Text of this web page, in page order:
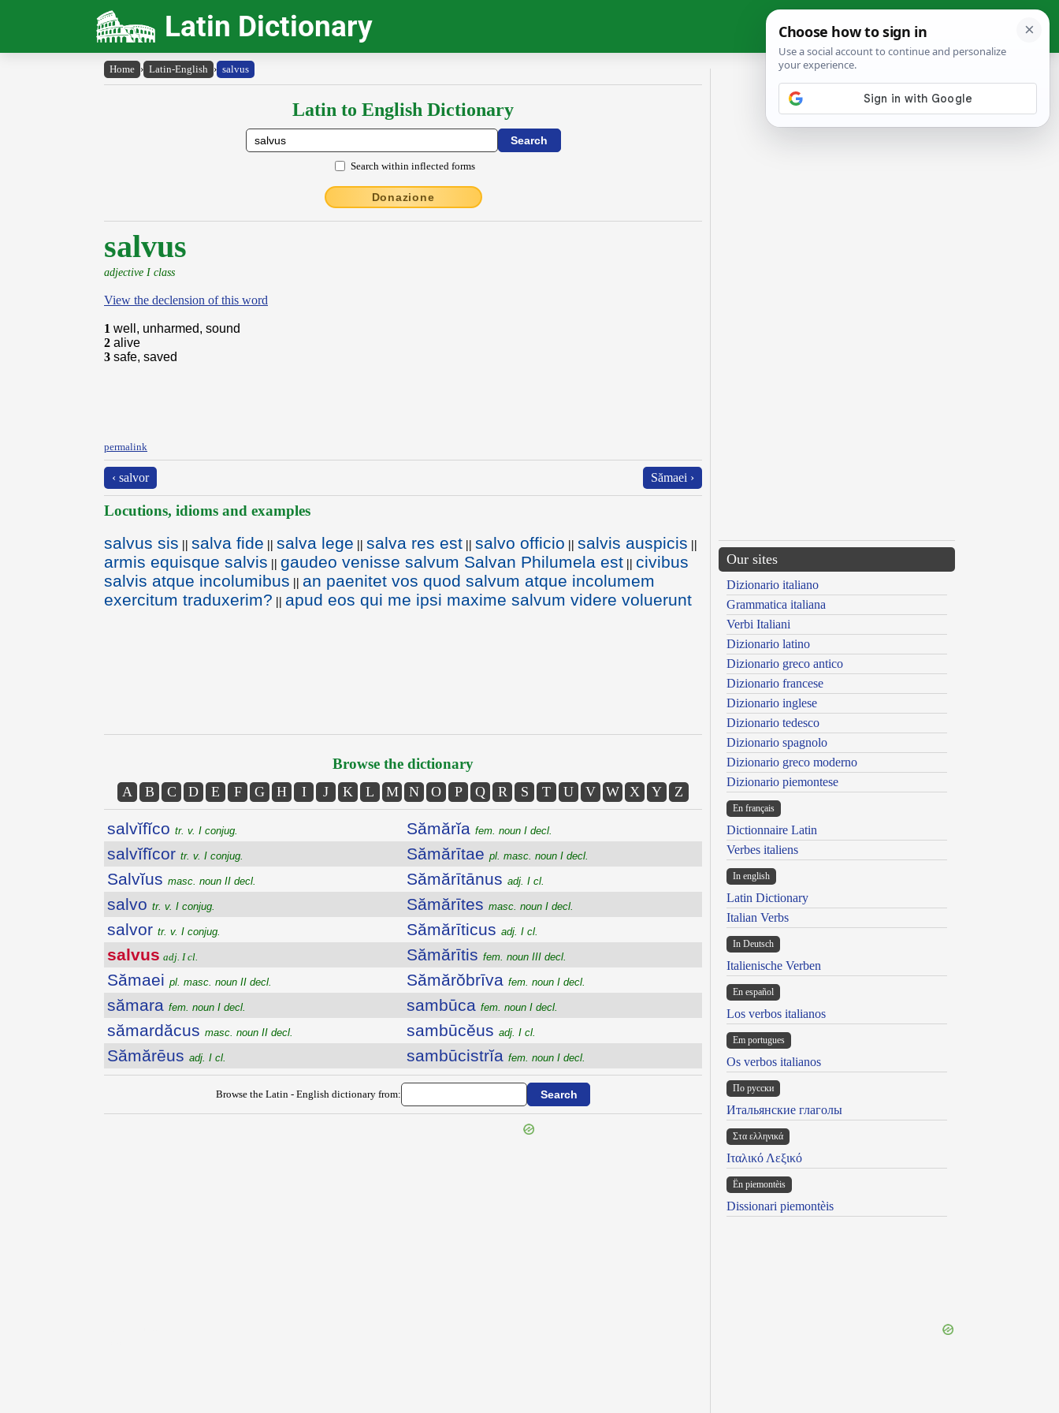
Latin Dictionary
Home › Latin-English › salvus
Latin to English Dictionary
Search within inflected forms
Donazione
salvus
adjective I class
View the declension of this word
1 well, unharmed, sound
2 alive
3 safe, saved
permalink
‹ salvor Sămaei ›
Locutions, idioms and examples
salvus sis || salva fide || salva lege || salva res est || salvo officio || salvis auspicis ||
armis equisque salvis || gaudeo venisse salvum Salvan Philumela est || civibus
salvis atque incolumibus || an paenitet vos quod salvum atque incolumem
exercitum traduxerim? || apud eos qui me ipsi maxime salvum videre voluerunt
Browse the dictionary
A B C D E F G H I J K L M N O P Q R S T U V W X Y Z
salvĭfĭco tr. v. I conjug.
salvĭfĭcor tr. v. I conjug.
Salvĭus masc. noun II decl.
salvo tr. v. I conjug.
salvor tr. v. I conjug.
salvus adj. I cl.
Sămaei pl. masc. noun II decl.
sămara fem. noun I decl.
sămardăcus masc. noun II decl.
Sămărēus adj. I cl.
Sămărĭa fem. noun I decl.
Sămărītae pl. masc. noun I decl.
Sămărītānus adj. I cl.
Sămărītes masc. noun I decl.
Sămărīticus adj. I cl.
Sămărītis fem. noun III decl.
Sămărŏbrīva fem. noun I decl.
sambūca fem. noun I decl.
sambūcĕus adj. I cl.
sambūcistrĭa fem. noun I decl.
Browse the Latin - English dictionary from:
Our sites
Dizionario italiano
Grammatica italiana
Verbi Italiani
Dizionario latino
Dizionario greco antico
Dizionario francese
Dizionario inglese
Dizionario tedesco
Dizionario spagnolo
Dizionario greco moderno
Dizionario piemontese
En français
Dictionnaire Latin
Verbes italiens
In english
Latin Dictionary
Italian Verbs
In Deutsch
Italienische Verben
En español
Los verbos italianos
Em portugues
Os verbos italianos
По русски
Итальянские глаголы
Στα ελληνικά
Ιταλικό Λεξικό
Ën piemontèis
Dissionari piemontèis